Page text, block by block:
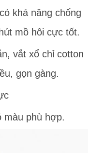
khả năng chống
mồ hôi cực tốt.
vắt xổ chỉ cotton
gọn gàng.
màu phù hợp.